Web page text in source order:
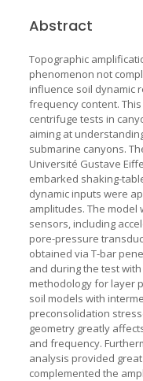
Abstract
Topographic
phenomenon not
influence soil dynamic
frequency content.
centrifuge tests in
aiming at
submarine canyons.
Université Gustave
embarked shaking-
dynamic inputs were
amplitudes. The model
sensors, including
pore-pressure
obtained via T-bar
and during the test
methodology for layer
soil models with
preconsolidation
geometry greatly
and frequency.
analysis provided
complemented the